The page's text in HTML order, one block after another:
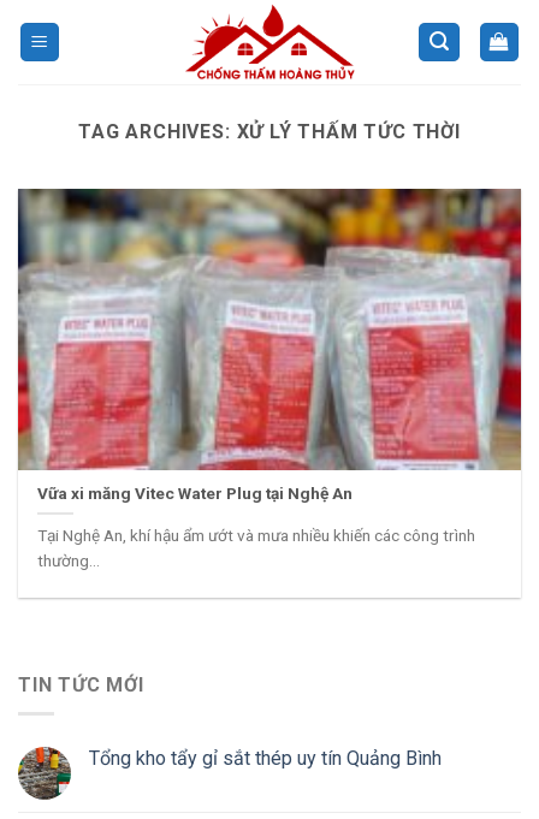
TAG ARCHIVES: XỬ LÝ THẤM TỨC THỜI
Vữa xi măng Vitec Water Plug tại Nghệ An
Tại Nghệ An, khí hậu ẩm ướt và mưa nhiều khiến các công trình
thường...
TIN TỨC MỚI
Tổng kho tẩy gỉ sắt thép uy tín Quảng Bình